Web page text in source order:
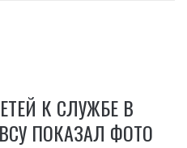
К СЛУЖБЕ В
ПОКАЗАЛ ФОТО